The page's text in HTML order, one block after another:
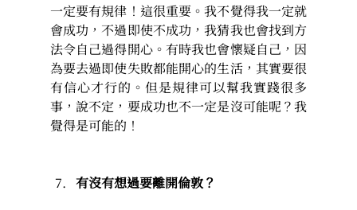
一定要有規律！這很重要。我不覺得我一定就
會成功，不過即使不成功，我猜我也會找到方
法令自己過得開心。有時我也會懷疑自己，因
為要去過即使失敗都能開心的生活，其實要很
有信心才行的。但是規律可以幫我實踐很多
事，說不定，要成功也不一定是沒可能呢？我
覺得是可能的！
有沒有想過要離開倫敦？